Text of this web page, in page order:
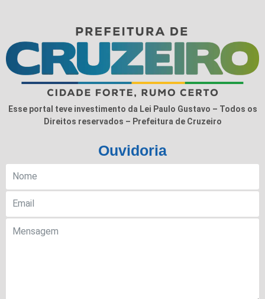
Esse portal teve investimento da Lei Paulo Gustavo – Todos os
Direitos reservados – Prefeitura de Cruzeiro
Ouvidoria